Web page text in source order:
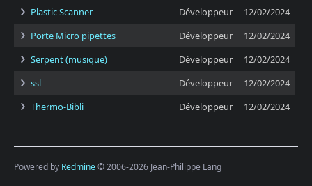
Plastic Scanner
Développeur
12/02/2024
Porte Micro pipettes
Développeur
12/02/2024
Serpent (musique)
Développeur
12/02/2024
ssl
Développeur
12/02/2024
Thermo-Bibli
Développeur 12/02/2024
Powered by Redmine© 2006-2026 Jean-Philippe Lang